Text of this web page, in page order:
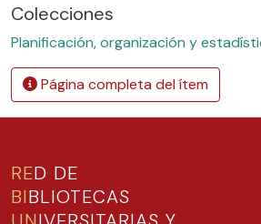
Colecciones
Planificación, organización y
Página completa del ítem
RED DE
BIBLIOTECAS